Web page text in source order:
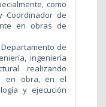
como
Coordinador de
en obras de
de
ingeniería
realizando
en obra, en el
y ejecución